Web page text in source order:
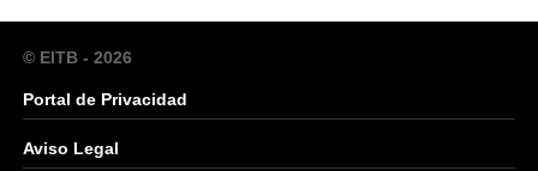
© EITB - 2026
Portal de Privacidad
Aviso Legal